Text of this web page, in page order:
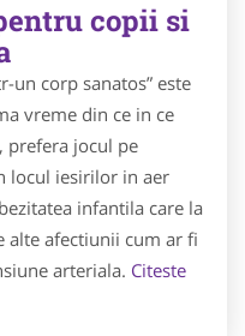
copii si
un corp sanatos” este
vreme din ce in ce
prefera jocul pe
locul iesirilor in aer
infantila care la
alte afectiunii cum ar fi
arteriala. Citeste